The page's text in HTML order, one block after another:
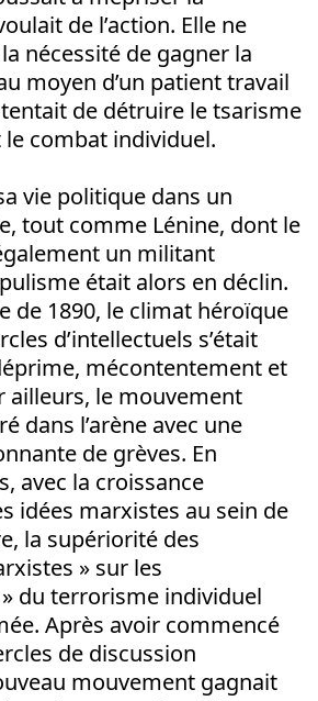
de l’action. Elle ne
nécessité de gagner la
moyen d’un patient travail
de détruire le tsarisme
combat individuel.
vie politique dans un
tout comme Lénine, dont le
un militant
était alors en déclin.
de 1890, le climat héroïque
d’intellectuels s’était
mécontentement et
ailleurs, le mouvement
dans l’arène avec une
de grèves. En
avec la croissance
idées marxistes au sein de
la supériorité des
» sur les
du terrorisme individuel
Après avoir commencé
de discussion
mouvement gagnait